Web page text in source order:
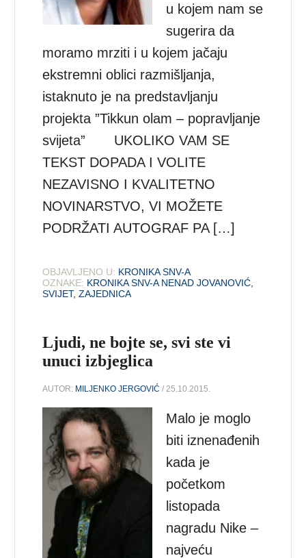
u kojem nam se
sugerira da
moramo mrziti i u kojem jačaju
ekstremni oblici razmišljanja,
istaknuto je na predstavljanju
projekta ”Tikkun olam – popravljanje
svijeta” UKOLIKO VAM SE
TEKST DOPADA I VOLITE
NEZAVISNO I KVALITETNO
NOVINARSTVO, VI MOŽETE
PODRŽATI AUTOGRAF PA […]
OBJAVLJENO U: KRONIKA SNV-A
OZNAKE: KRONIKA SNV-A NENAD JOVANOVIĆ
SVIJET,ZAJEDNICA
Ljudi, ne bojte se, svi ste vi
unuci izbjeglica
AUTOR: MILJENKO JERGOVIĆ / 25.10.2015.
Malo je moglo
biti iznenađenih
kada je
početkom
listopada
nagradu Nike –
najveću